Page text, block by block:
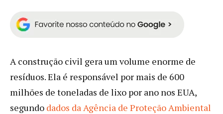
A construção civil gera um volume enorme de
resíduos. Ela é responsável por mais de 600
milhões de toneladas de lixo por ano nos EUA,
segundo dados da Agência de Proteção Ambiental